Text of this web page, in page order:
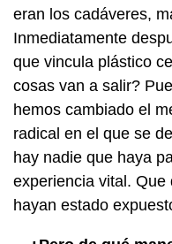
eran los cadáveres,
Inmediatamente
que vincula plástico
cosas van a salir?
hemos cambiado el
radical en el que se
hay nadie que haya
experiencia vital.
hayan estado